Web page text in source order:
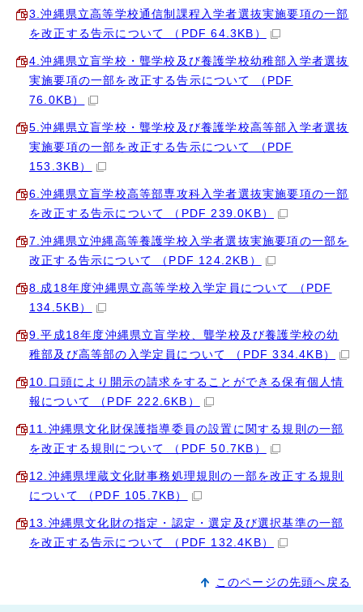
3.沖縄県立高等学校通信制課程入学者選抜実施要項の一部
を改正する告示について （PDF 64.3KB）
4.沖縄県立盲学校・聾学校及び養護学校幼稚部入学者選抜
実施要項の一部を改正する告示について （PDF
76.0KB）
5.沖縄県立盲学校・聾学校及び養護学校高等部入学者選抜
実施要項の一部を改正する告示について （PDF
153.3KB）
6.沖縄県立盲学校高等部専攻科入学者選抜実施要項の一部
を改正する告示について （PDF 239.0KB）
7.沖縄県立沖縄高等養護学校入学者選抜実施要項の一部を
改正する告示について （PDF 124.2KB）
8.成18年度沖縄県立高等学校入学定員について （PDF
134.5KB）
9.平成18年度沖縄県立盲学校、聾学校及び養護学校の幼
稚部及び高等部の入学定員について （PDF 334.4KB）
10.口頭により開示の請求をすることができる保有個人情
報について （PDF 222.6KB）
11.沖縄県文化財保護指導委員の設置に関する規則の一部
を改正する規則について （PDF 50.7KB）
12.沖縄県埋蔵文化財事務処理規則の一部を改正する規則
について （PDF 105.7KB）
13.沖縄県文化財の指定・認定・選定及び選択基準の一部
を改正する告示について （PDF 132.4KB）
このページの先頭へ戻る